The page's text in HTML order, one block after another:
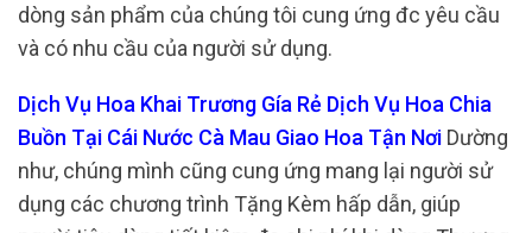
dòng sản phẩm của chúng tôi cung ứng đc yêu cầu
và có nhu cầu của người sử dụng.
Dịch Vụ Hoa Khai Trương Gía Rẻ Dịch Vụ Hoa Chia
Buồn Tại Cái Nước Cà Mau Giao Hoa Tận Nơi Dường
như, chúng mình cũng cung ứng mang lại người sử
dụng các chương trình Tặng Kèm hấp dẫn, giúp